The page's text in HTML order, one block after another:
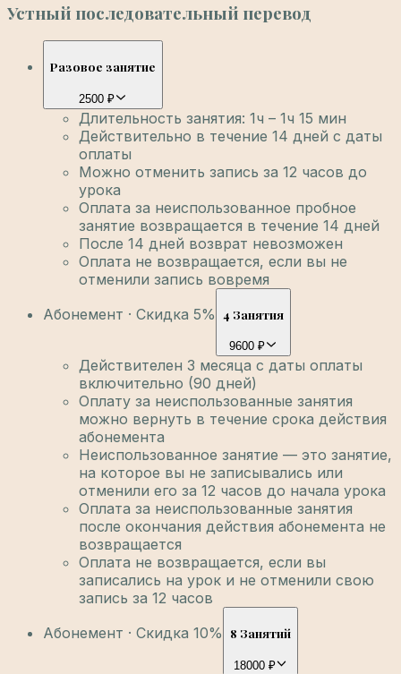
Устный последовательный перевод
Разовое занятие
2500 ₽
Длительность занятия: 1ч – 1ч 15 мин
Действительно в течение 14 дней с даты
оплаты
Можно отменить запись за 12 часов до
урока
Оплата за неиспользованное пробное
занятие возвращается в течение 14 дней
После 14 дней возврат невозможен
Оплата не возвращается, если вы не
отменили запись вовремя
Абонемент · Скидка 5% 4 Занятия
9600 ₽
Действителен 3 месяца с даты оплаты
включительно (90 дней)
Оплату за неиспользованные занятия
можно вернуть в течение срока действия
абонемента
Неиспользованное занятие — это занятие,
на которое вы не записывались или
отменили его за 12 часов до начала урока
Оплата за неиспользованные занятия
после окончания действия абонемента не
возвращается
Оплата не возвращается, если вы
записались на урок и не отменили свою
запись за 12 часов
Абонемент · Скидка 10%
8 Занятий
18000 ₽